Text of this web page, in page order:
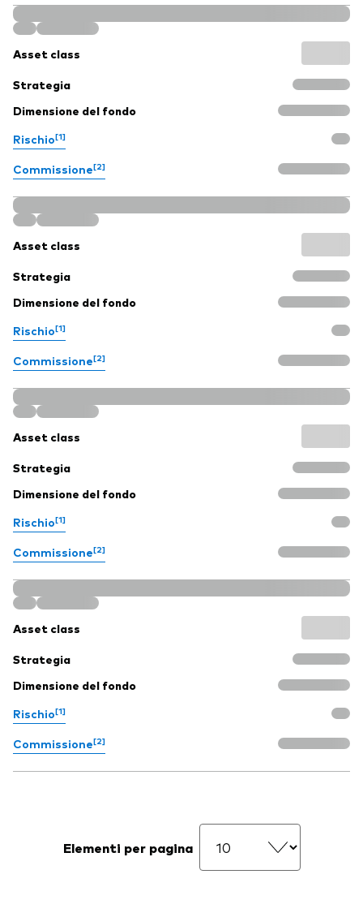
Asset class
Strategia
Dimensione del fondo
Rischio[1]
Commissione[2]
Asset class
Strategia
Dimensione del fondo
Rischio[1]
Commissione[2]
Asset class
Strategia
Dimensione del fondo
Rischio[1]
Commissione[2]
Asset class
Strategia
Dimensione del fondo
Rischio[1]
Commissione[2]
Elementi per pagina